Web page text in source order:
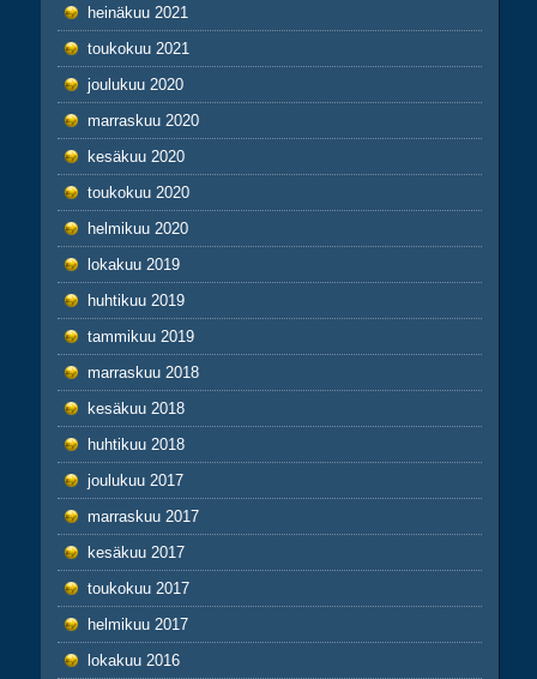
heinäkuu 2021
toukokuu 2021
joulukuu 2020
marraskuu 2020
kesäkuu 2020
toukokuu 2020
helmikuu 2020
lokakuu 2019
huhtikuu 2019
tammikuu 2019
marraskuu 2018
kesäkuu 2018
huhtikuu 2018
joulukuu 2017
marraskuu 2017
kesäkuu 2017
toukokuu 2017
helmikuu 2017
lokakuu 2016